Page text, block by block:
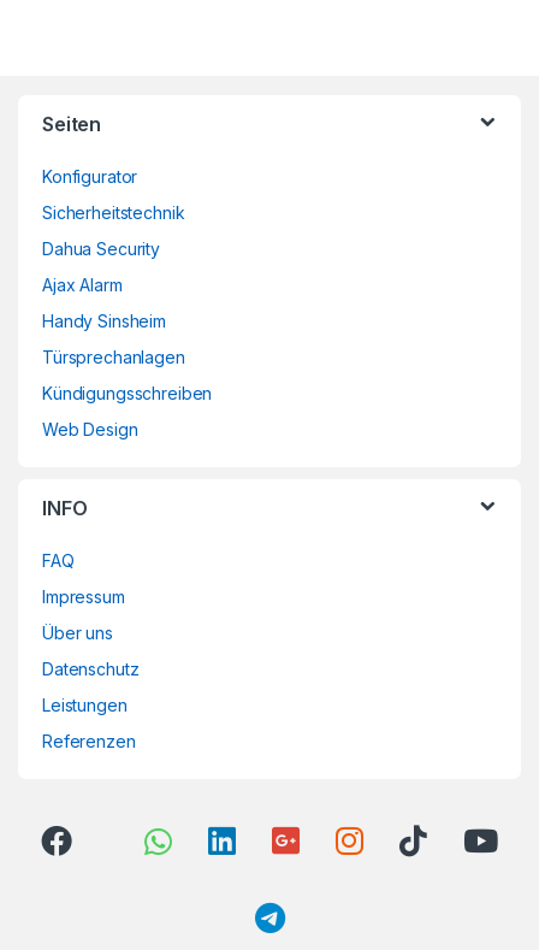
Seiten
Konfigurator
Sicherheitstechnik
Dahua Security
Ajax Alarm
Handy Sinsheim
Türsprechanlagen
Kündigungsschreiben
Web Design
INFO
FAQ
Impressum
Über uns
Datenschutz
Leistungen
Referenzen